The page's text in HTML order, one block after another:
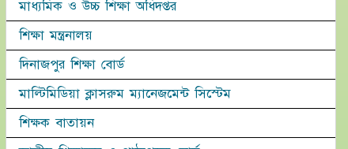
মাধ্যমিক ও উচ্চ শিক্ষা অধিদপ্তর
শিক্ষা মন্ত্রনালয়
দিনাজপুর শিক্ষা বোর্ড
মাল্টিমিডিয়া ক্লাসরুম ম্যানেজমেন্ট সিস্টেম
শিক্ষক বাতায়ন